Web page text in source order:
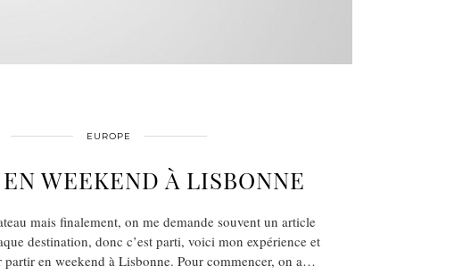
EUROPE
WEEKEND À LISBONNE
mais finalement, on me demande souvent un article
destination, donc c’est parti, voici mon expérience et
partir en weekend à Lisbonne. Pour commencer, on a…